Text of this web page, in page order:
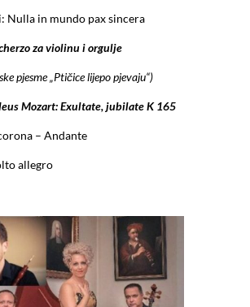
Nulla in mundo pax sincera
za violinu i orgulje
pjesme „Ptičice lijepo pjevaju“)
Mozart: Exultate, jubilate K 165
– Andante
allegro